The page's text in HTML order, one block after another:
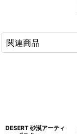
関連商品
DESERT 砂漠アーティ